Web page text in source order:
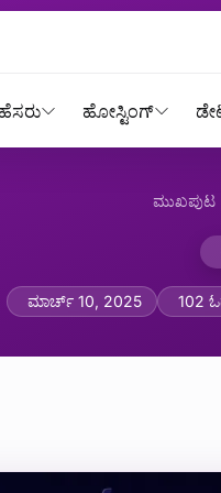
ಹೋಸ್ಟಿಂಗ್
ಮುಖಪುಟ
ಮಾರ್ಚ್ 10, 2025 102